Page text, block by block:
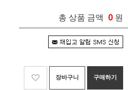
총 상품 금액 0 원
장바구니 구매하기